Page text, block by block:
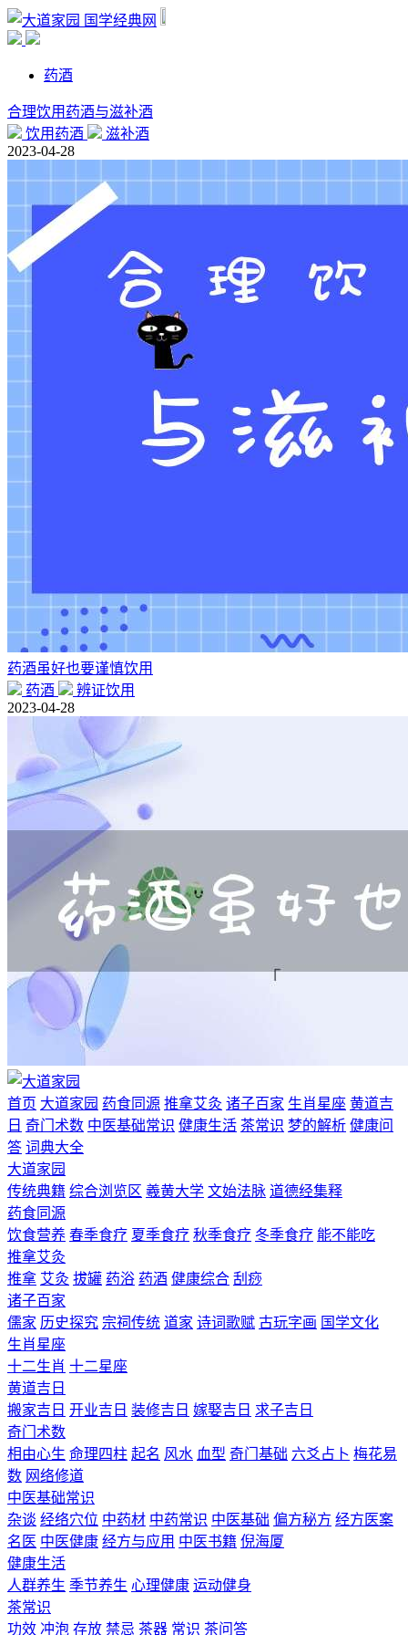
国学经典网
药酒
合理饮用药酒与滋补酒
饮用药酒
滋补酒
2023-04-28
药酒虽好也要谨慎饮用
药酒
辨证饮用
2023-04-28
首页 大道家园 药食同源 推拿艾灸 诸子百家 生肖星座 黄道吉
日 奇门术数 中医基础常识 健康生活 茶常识 梦的解析 健康问
答 词典大全
大道家园
传统典籍 综合浏览区 羲黄大学 文始法脉 道德经集释
药食同源
饮食营养 春季食疗 夏季食疗 秋季食疗 冬季食疗 能不能吃
推拿艾灸
推拿 艾灸 拔罐 药浴 药酒 健康综合 刮痧
诸子百家
儒家 历史探究 宗祠传统 道家 诗词歌赋 古玩字画 国学文化
生肖星座
十二生肖 十二星座
黄道吉日
搬家吉日 开业吉日 装修吉日 嫁娶吉日 求子吉日
奇门术数
相由心生 命理四柱 起名 风水 血型 奇门基础 六爻占卜 梅花易
数 网络修道
中医基础常识
杂谈 经络穴位 中药材 中药常识 中医基础 偏方秘方 经方医案
名医 中医健康 经方与应用 中医书籍 倪海厦
健康生活
人群养生 季节养生 心理健康 运动健身
茶常识
功效 冲泡 存放 禁忌 茶器 常识 茶问答